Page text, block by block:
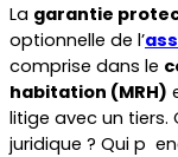
La garantie
optionnelle de l’
comprise dans le
habitation (MRH)
litige avec un
juridique ? Qui p